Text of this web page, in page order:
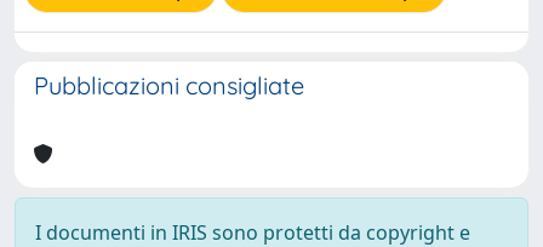
Pubblicazioni consigliate
I documenti in IRIS sono protetti da copyright e